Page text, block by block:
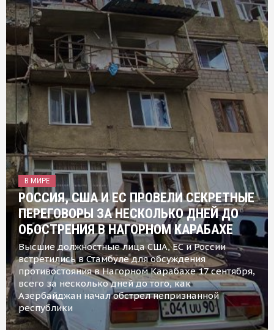
В МИРЕ
РОССИЯ, США И ЕС ПРОВЕЛИ СЕКРЕТНЫЕ
ПЕРЕГОВОРЫ ЗА НЕСКОЛЬКО ДНЕЙ ДО
ОБОСТРЕНИЯ В НАГОРНОМ КАРАБАХЕ
Высшие должностные лица США, ЕС и России
встретились в Стамбуле для обсуждения
противостояния в Нагорном Карабахе 17 сентября,
всего за несколько дней до того, как
Азербайджан начал обстрел непризнанной
республики